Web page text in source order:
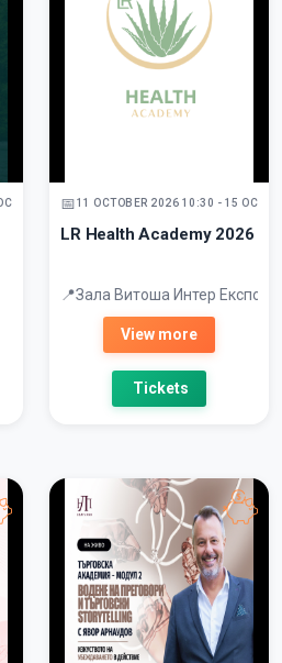
202611 OCTOBER 2026 10:30 - 15
LR Health Academy 2026
Зала Витоша Интер Експо
View more
Tickets